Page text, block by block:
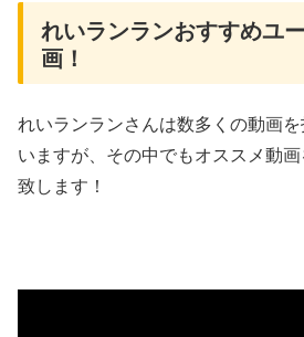
れいランランおすすめユ
画！
れいランランさんは数多くの動画
いますが、その中でもオススメ動
致します！